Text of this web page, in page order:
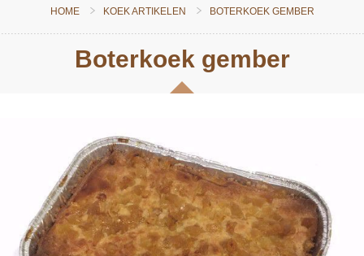
HOME KOEK ARTIKELEN BOTERKOEK GEMBER
Boterkoek gember